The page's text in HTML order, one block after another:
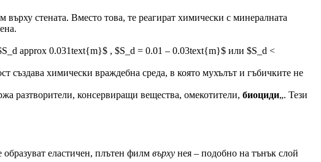
стената. Вместо това, те реагират химически с минералната
approx 0.031text{m}$ , $S_d = 0.01 – 0.03text{m}$ или $S_d <
създава химически враждебна среда, в която мухълът и гъбичките не
разтворители, консервиращи вещества, омекотители, биоциди„. Тези
образуват еластичен, плътен филм върху нея – подобно на тънък слой